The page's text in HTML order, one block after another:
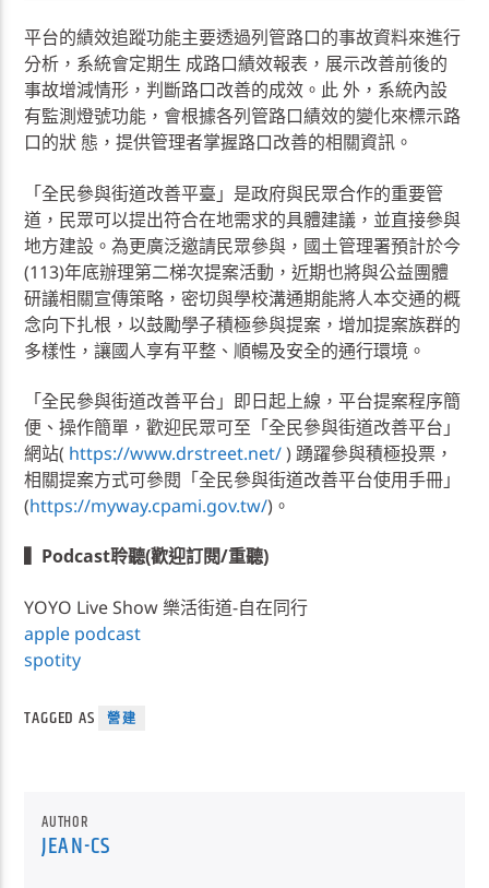
平台的績效追蹤功能主要透過列管路口的事故資料來進行
分析，系統會定期生 成路口績效報表，展示改善前後的
事故增減情形，判斷路口改善的成效。此 外，系統內設
有監測燈號功能，會根據各列管路口績效的變化來標示路
口的狀 態，提供管理者掌握路口改善的相關資訊。
「全民參與街道改善平臺」是政府與民眾合作的重要管
道，民眾可以提出符合在地需求的具體建議，並直接參與
地方建設。為更廣泛邀請民眾參與，國土管理署預計於今
(113)年底辦理第二梯次提案活動，近期也將與公益團體
研議相關宣傳策略，密切與學校溝通期能將人本交通的概
念向下扎根，以鼓勵學子積極參與提案，增加提案族群的
多樣性，讓國人享有平整、順暢及安全的通行環境。
「全民參與街道改善平台」即日起上線，平台提案程序簡
便、操作簡單，歡迎民眾可至「全民參與街道改善平台」
網站( https://www.drstreet.net/) 踴躍參與積極投票，
相關提案方式可參閱「全民參與街道改善平台使用手冊」
(https://myway.cpami.gov.tw/)。
▍Podcast聆聽(歡迎訂閱/重聽)
YOYO Live Show 樂活街道-自在同行
apple podcast
spotity
TAGGED AS 營建
AUTHOR
JEAN-CS